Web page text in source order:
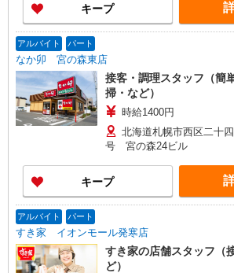
キープ
アルバイト パート
なか卯 宮の森東店
接客・調理スタッフ（簡
掃・など）
時給1400円
北海道札幌市西区二十
号 宮の森24ビル
キープ
アルバイト パート
すき家 イオンモール発寒店
すき家の店舗スタッフ（
ど）